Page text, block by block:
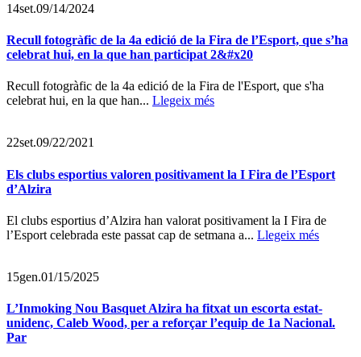
14set.09/14/2024
Recull fotogràfic de la 4a edició de la Fira de l’Esport, que s’ha
celebrat hui, en la que han participat 2️&#x20
Recull fotogràfic de la 4a edició de la Fira de l'Esport, que s'ha
celebrat hui, en la que han... Llegeix més
22set.09/22/2021
Els clubs esportius valoren positivament la I Fira de l’Esport
d’Alzira
El clubs esportius d’Alzira han valorat positivament la I Fira de
l’Esport celebrada este passat cap de setmana a... Llegeix més
15gen.01/15/2025
L’Inmoking Nou Basquet Alzira ha fitxat un escorta estat-
unidenc, Caleb Wood, per a reforçar l’equip de 1a Nacional.
Par